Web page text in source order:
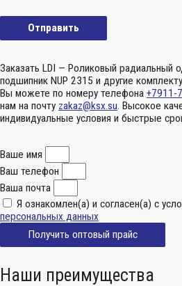
Заказать LDI — Роликовый радиальный
подшипник NUP 2315 и другие
Вы можете по номеру телефона +7911-
нам на почту zakaz@ksx.su. Высокое
индивидуальные условия и быстрые
Ваше имя
Ваш телефон
Ваша почта
Я ознакомлен(а) и согласен(а) с
персональных данных
Получить оптовый прайс
Наши преимущества